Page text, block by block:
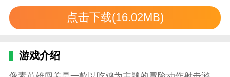
点击下载(16.02MB)
游戏介绍